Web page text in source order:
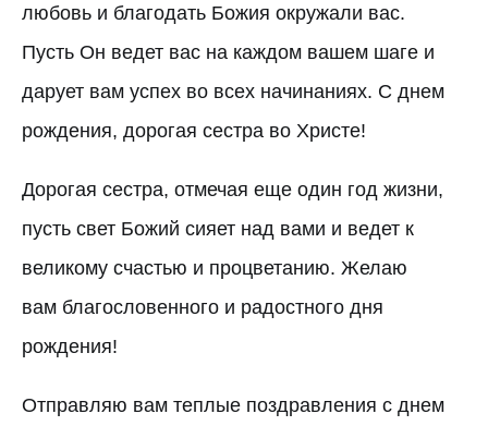
любовь и благодать Божия окружали вас.
Пусть Он ведет вас на каждом вашем шаге и
дарует вам успех во всех начинаниях. С днем
рождения, дорогая сестра во Христе!
Дорогая сестра, отмечая еще один год жизни,
пусть свет Божий сияет над вами и ведет к
великому счастью и процветанию. Желаю
вам благословенного и радостного дня
рождения!
Отправляю вам теплые поздравления с днем